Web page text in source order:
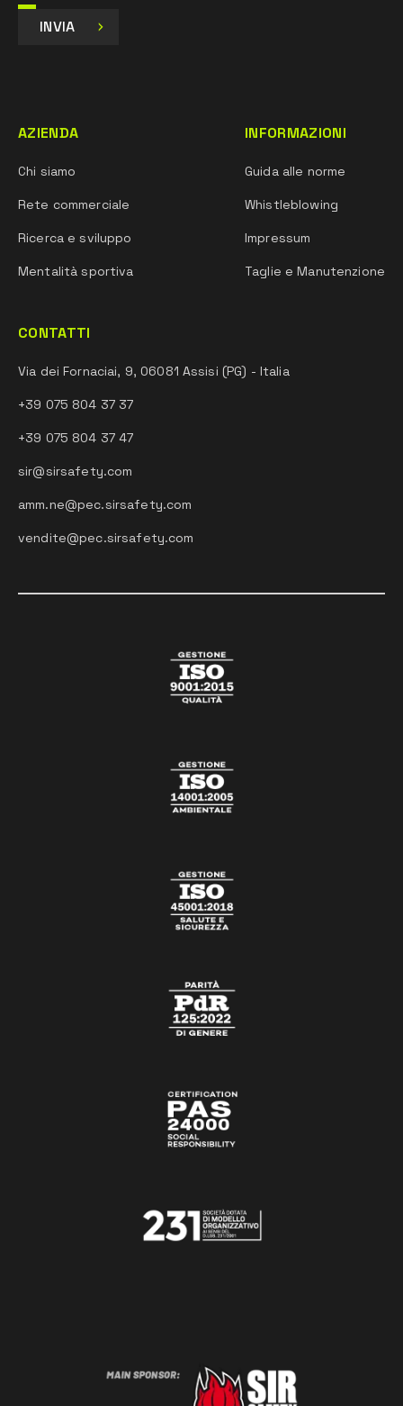
INVIA
AZIENDA
Chi siamo
Rete commerciale
Ricerca e sviluppo
Mentalità sportiva
INFORMAZIONI
Guida alle norme
Whistleblowing
Impressum
Taglie e Manutenzione
CONTATTI
Via dei Fornaciai, 9, 06081 Assisi (PG) - Italia
+39 075 804 37 37
+39 075 804 37 47
sir@sirsafety.com
amm.ne@pec.sirsafety.com
vendite@pec.sirsafety.com